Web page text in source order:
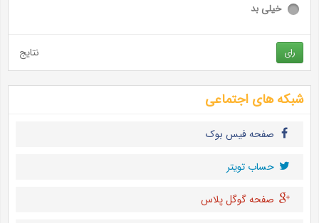
خیلی بد
رای نتایج
شبکه های اجتماعی
صفحه فیس بوک
حساب تويتر
صفحه گوگل پلاس